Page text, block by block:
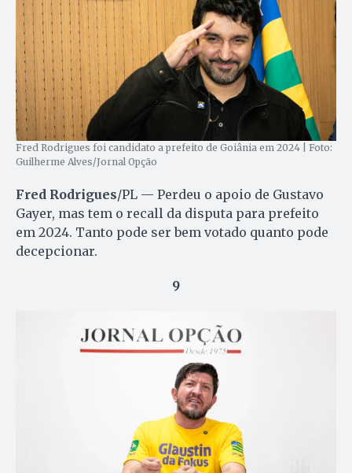
Fred Rodrigues foi candidato a prefeito de Goiânia em 2024 | Foto:
Guilherme Alves/Jornal Opção
Fred Rodrigues/PL — Perdeu o apoio de Gustavo
Gayer, mas tem o recall da disputa para prefeito
em 2024. Tanto pode ser bem votado quanto pode
decepcionar.
9